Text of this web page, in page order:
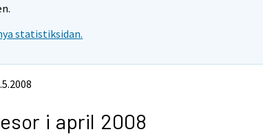
statistiksidan.
i april 2008